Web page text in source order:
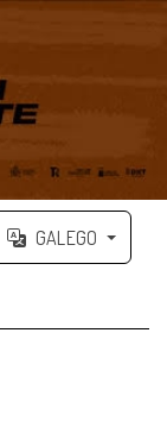
GALEGO